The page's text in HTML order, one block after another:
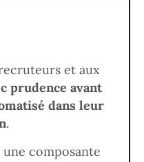
et aux
prudence avant
dans leur
.
composante